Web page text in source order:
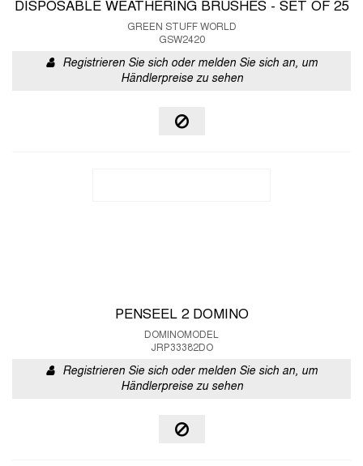
DISPOSABLE WEATHERING BRUSHES - SET OF 25
GREEN STUFF WORLD
GSW2420
Registrieren Sie sich oder melden Sie sich an, um
Händlerpreise zu sehen
PENSEEL 2 DOMINO
DOMINOMODEL
JRP33382DO
Registrieren Sie sich oder melden Sie sich an, um
Händlerpreise zu sehen